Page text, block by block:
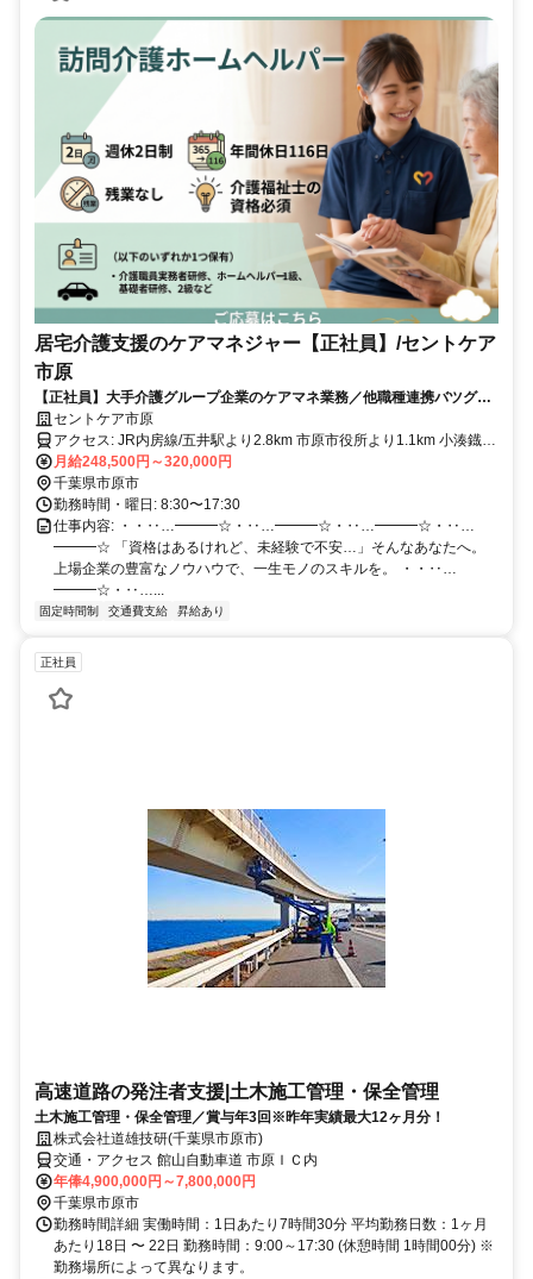
居宅介護支援のケアマネジャー【正社員】/セントケア
市原
【正社員】大手介護グループ企業のケアマネ業務／他職種連携バツグ
ン！スキルアップ
セントケア市原
アクセス: JR内房線/五井駅より2.8km 市原市役所より1.1km 小湊鐡道
バス国分寺入口より徒歩5分 ＜マイカー通勤可／駐車場完備＞
月給248,500円～320,000円
千葉県市原市
勤務時間・曜日: 8:30〜17:30
仕事内容: ・・‥…━━━☆・‥…━━━☆・‥…━━━☆・‥…
━━━☆ 「資格はあるけれど、未経験で不安…」そんなあなたへ。
上場企業の豊富なノウハウで、一生モノのスキルを。 ・・‥…
━━━☆・‥…...
固定時間制 交通費支給 昇給あり
正社員
高速道路の発注者支援|土木施工管理・保全管理
土木施工管理・保全管理／賞与年3回※昨年実績最大12ヶ月分！
株式会社道雄技研(千葉県市原市)
交通・アクセス 館山自動車道 市原ＩＣ内
年俸4,900,000円～7,800,000円
千葉県市原市
勤務時間詳細 実働時間：1日あたり7時間30分 平均勤務日数：1ヶ月
あたり18日 〜 22日 勤務時間：9:00～17:30 (休憩時間 1時間00分) ※
勤務場所によって異なります。